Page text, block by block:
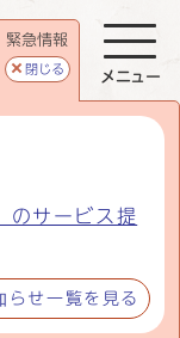
緊急情報
閉じる
のサービス提
らせ一覧を見る
メニュー